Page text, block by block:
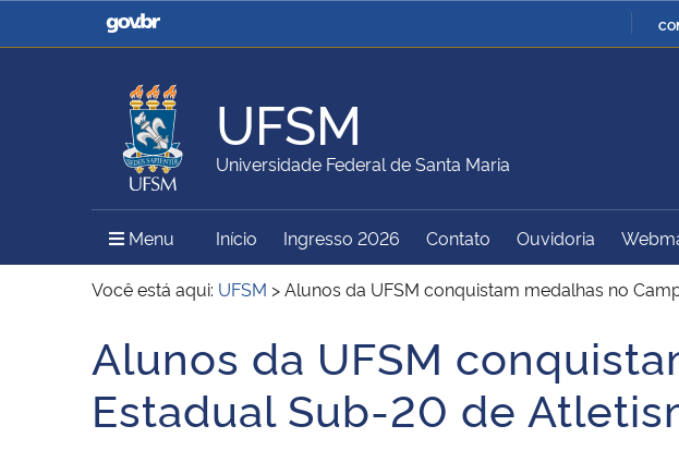
Casa Civil
Ministério da Justiça e
Ministério da Defesa
Ministério da Agricultura,
Pecuária e Abastecimento
Ministério da Educação
Ministério do Meio Ambiente Ministério do Turismo
Ministério do
Desenvolvimento
Secretaria de Governo
Gabinete de Segurança
Institucional
Advocacia-Geral da
UFSM
Universidade Federal de Santa Maria
Menu Menu Principal do Sítio
Início Ingresso 2026 Contato Ouvidoria
Você está aqui: UFSM >Alunos da UFSM conquistam medalhas no
Início do conteúdo
Alunos da UFSM
Estadual Sub-20 de